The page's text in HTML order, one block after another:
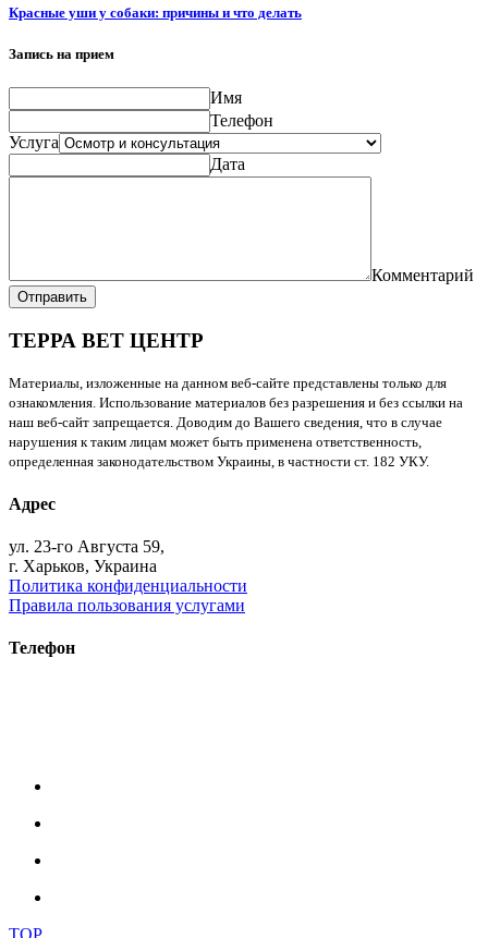
Красные уши у собаки: причины и что делать
Запись на прием
Имя
Телефон
Услуга
Дата
Комментарий
Отправить
ТЕРРА ВЕТ ЦЕНТР
Материалы, изложенные на данном веб-сайте представлены только для
ознакомления. Использование материалов без разрешения и без ссылки на
наш веб-сайт запрещается. Доводим до Вашего сведения, что в случае
нарушения к таким лицам может быть применена ответственность,
определенная законодательством Украины, в частности ст. 182 УКУ.
Адрес
ул. 23-го Августа 59,
г. Харьков, Украина
Политика конфиденциальности
Правила пользования услугами
Телефон